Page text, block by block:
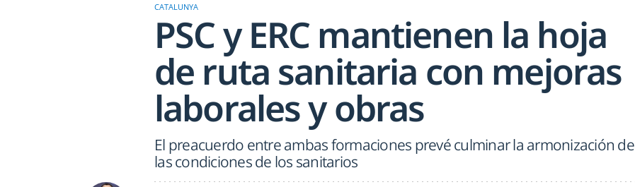
CATALUNYA
PSC y ERC mantienen la hoja
de ruta sanitaria con mejoras
laborales y obras
El preacuerdo entre ambas formaciones prevé culminar la armonización de
las condiciones de los sanitarios